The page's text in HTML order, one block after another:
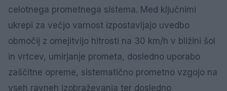
celotnega prometnega sistema. Med ključnimi
ukrepi za večjo varnost izpostavljajo uvedbo
območij z omejitvijo hitrosti na 30 km/h v bližini šol
in vrtcev, umirjanje prometa, dosledno uporabo
zaščitne opreme, sistematično prometno vzgojo na
vseh ravneh izobraževanja ter dosledno